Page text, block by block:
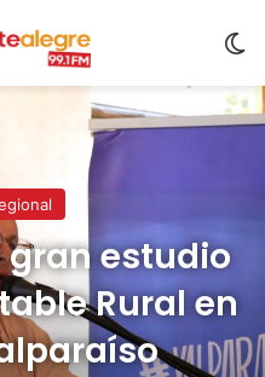
estudio
Rural en